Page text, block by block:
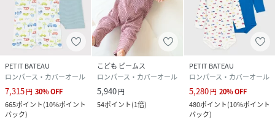
PETIT BATEAU
ロンパース・カバーオール
7,315円 30%OFF
665ポイント(10%ポイント
バック)
こども ビームス
ロンパース・カバーオール
5,940円
54ポイント(1倍)
PETIT BATEAU
ロンパース・カバーオール
5,280円 20%OFF
480ポイント(10%ポイント
バック)